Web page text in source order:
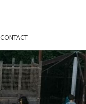
CONTACT